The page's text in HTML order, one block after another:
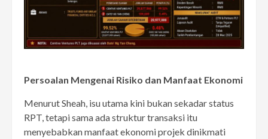
Persoalan Mengenai Risiko dan Manfaat Ekonomi
Menurut Sheah, isu utama kini bukan sekadar status
RPT, tetapi sama ada struktur transaksi itu
menyebabkan manfaat ekonomi projek dinikmati